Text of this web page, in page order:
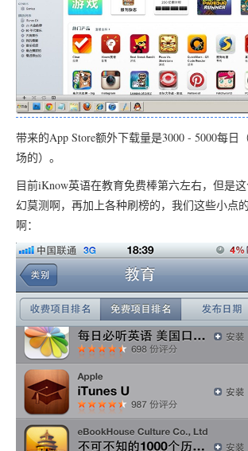
带来的App Store额外下载量是3000 - 5000每日
场的）。
目前iKnow英语在教育免费棒第六左右，但是
幻莫测啊，再加上各种刷榜的，我们这些小点
啊：